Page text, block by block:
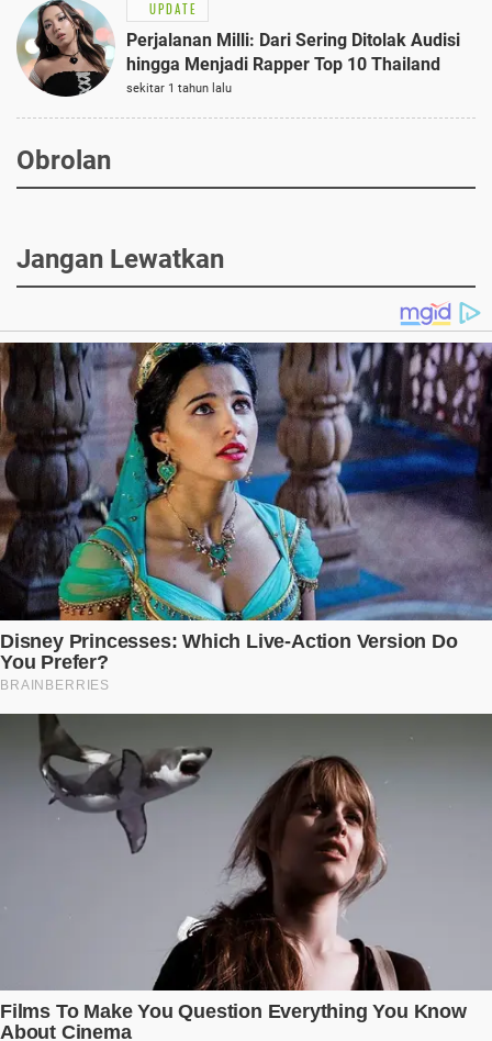
UPDATE
Perjalanan Milli: Dari Sering Ditolak Audisi
hingga Menjadi Rapper Top 10 Thailand
sekitar 1 tahun lalu
Obrolan
Jangan Lewatkan